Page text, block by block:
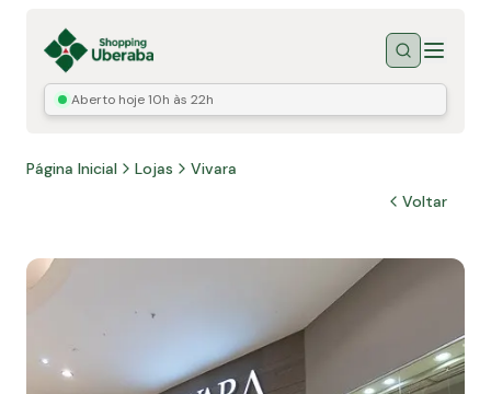
BuscarMenu
Aberto hoje10h às 22h
Página Inicial Lojas
Vivara
Voltar